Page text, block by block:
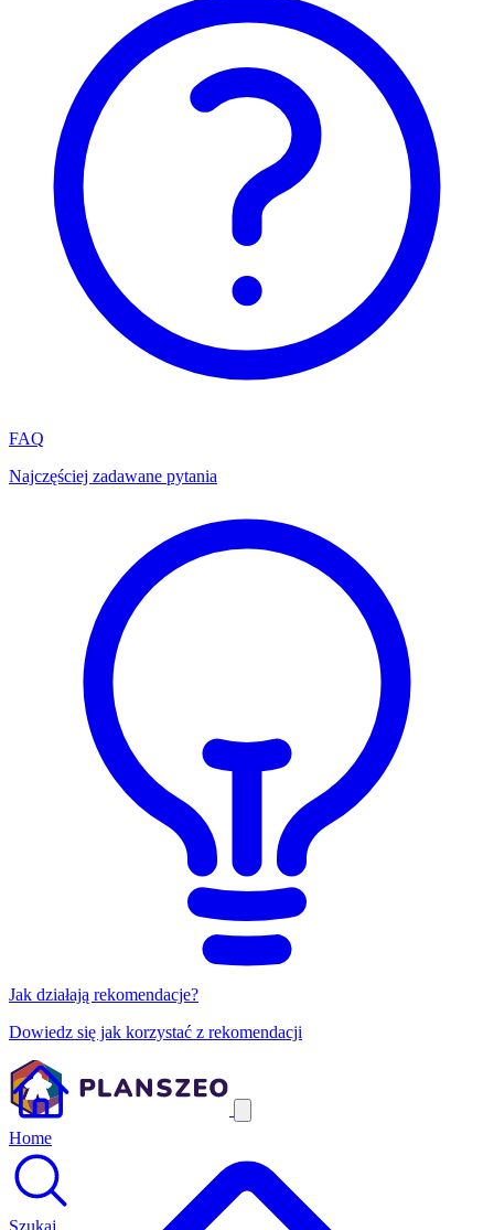
FAQ
Najczęściej zadawane pytania
Jak działają rekomendacje?
Dowiedz się jak korzystać z rekomendacji
Home
Szukaj